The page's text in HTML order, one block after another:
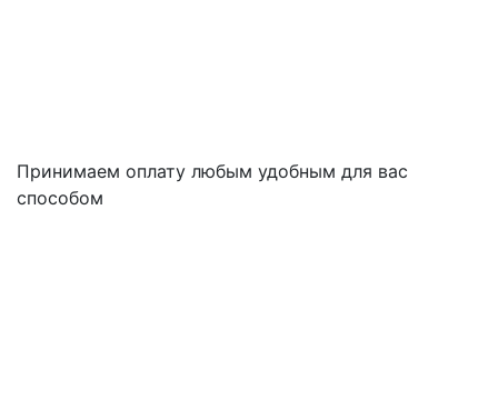
Принимаем оплату любым удобным для вас
способом